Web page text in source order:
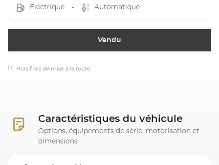
Electrique Automatique
Vendu
(1) Hors frais de mise à la route.
Caractéristiques du véhicule
Options, équipements de série, motorisation et
dimensions